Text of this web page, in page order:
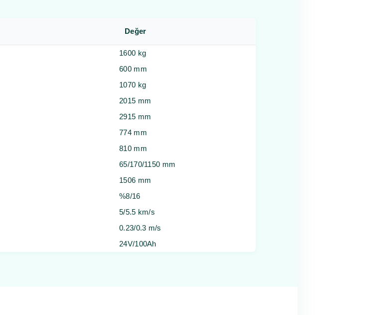
Değer
1600 kg
600 mm
1070 kg
2015 mm
2915 mm
774 mm
810 mm
65/170/1150 mm
1506 mm
%8/16
5/5.5 km/s
0.23/0.3 m/s
24V/100Ah